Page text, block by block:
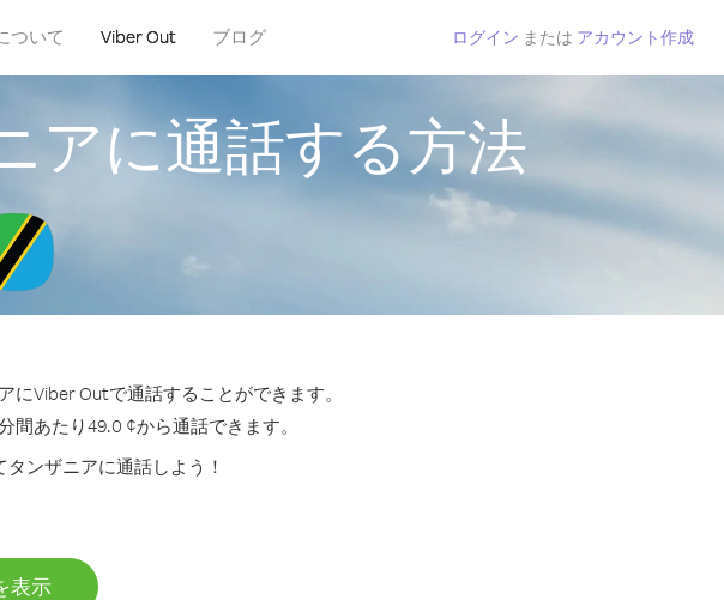
ついて Viber Out ブログ ログイン または アカウント作成
アに通話する方法
Viber Outで通話することができます。
間あたり49.0 ¢から通話できます。
ンザニアに通話しよう！
表示